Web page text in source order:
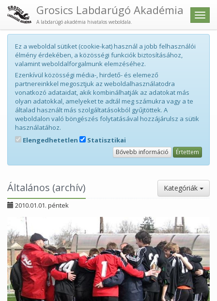
Menü
Grosics Labdarúgó Akadémia
A labdarúgó akadémia hivatalos weboldala.
Ez a weboldal sütiket (cookie-kat) használ a jobb felhasználói
élmény érdekében, a közösségi funkciók biztosításához,
valamint weboldalforgalmunk elemzéséhez.
Ezenkívül közösségi média-, hirdető- és elemező
partnereinkkel megosztjuk az weboldalhasználatodra
vonatkozó adataidat, akik kombinálhatják az adatokat más
olyan adatokkal, amelyeket te adtál meg számukra vagy a te
általad használt más szolgáltatásokból gyűjtöttek. A
weboldalon való böngészés folytatásával hozzájárulsz a sütik
használatához.
Elengedhetetlen
Statisztikai
Bővebb információ Értettem
Általános (archív) Kategóriák
2010.01.01. péntek